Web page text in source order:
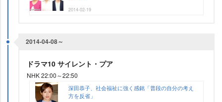
2014-02-19
2014-04-08～
ドラマ10 サイレント・プア
NHK 22:00～22:50
深田恭子、社会福祉に強く感銘「普段の自分の考え
方を反省」